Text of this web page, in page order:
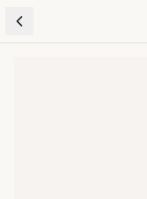
Skip to content